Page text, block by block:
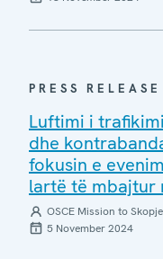
PRESS RELEASE
Luftimi i
dhe
fokusin e
lartë të mbajtur
OSCE Mission to Skopje
5 November 2024